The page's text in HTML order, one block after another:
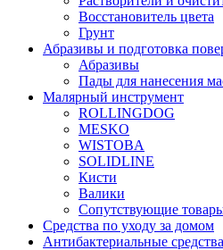
Восстановитель цвета
Грунт
Абразивы и подготовка
Абразивы
Пады для нанесения
Малярный инструмент
ROLLINGDOG
MESKO
WISTOBA
SOLIDLINE
Кисти
Валики
Сопутствующие
Средства по уходу за домом
Антибактериальные средства